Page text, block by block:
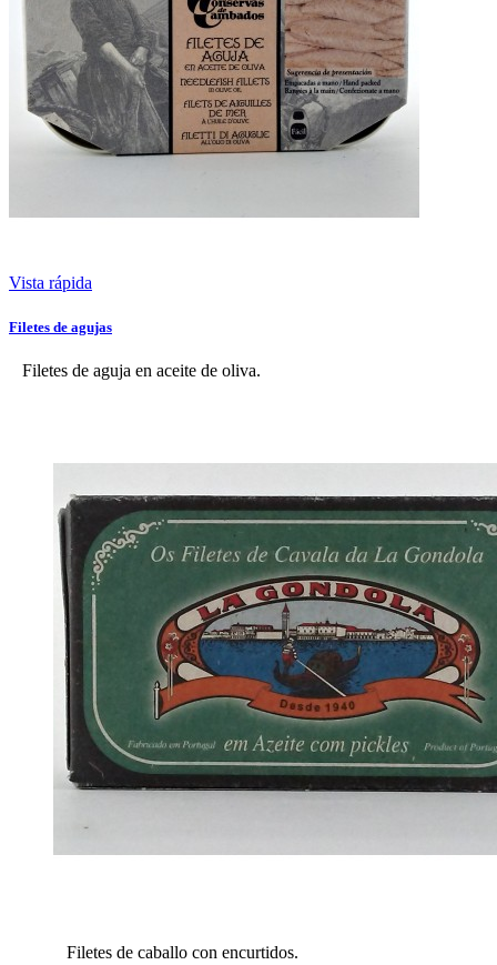
Vista rápida
Filetes de agujas
Filetes de aguja en aceite de oliva.
Filetes de caballo con encurtidos.